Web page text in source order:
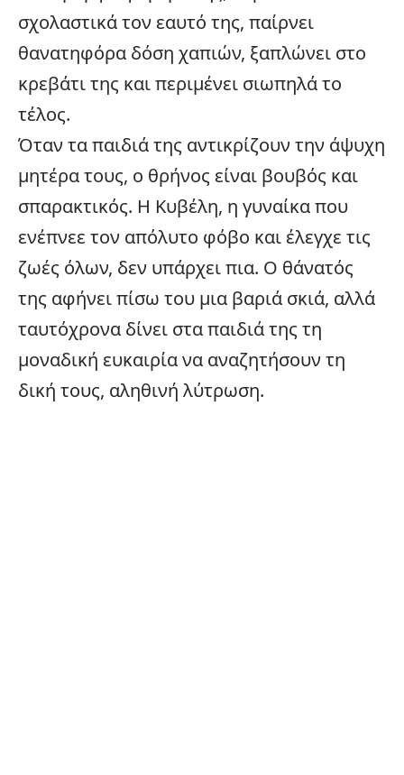
σχολαστικά τον εαυτό της, παίρνει
θανατηφόρα δόση χαπιών, ξαπλώνει στο
κρεβάτι της και περιμένει σιωπηλά το
τέλος.
Όταν τα παιδιά της αντικρίζουν την άψυχη
μητέρα τους, ο θρήνος είναι βουβός και
σπαρακτικός. Η Κυβέλη, η γυναίκα που
ενέπνεε τον απόλυτο φόβο και έλεγχε τις
ζωές όλων, δεν υπάρχει πια. Ο θάνατός
της αφήνει πίσω του μια βαριά σκιά, αλλά
ταυτόχρονα δίνει στα παιδιά της τη
μοναδική ευκαιρία να αναζητήσουν τη
δική τους, αληθινή λύτρωση.